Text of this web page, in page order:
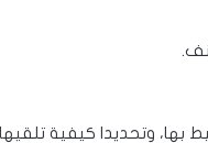
بها، وتحديدا كيفية تلقيها